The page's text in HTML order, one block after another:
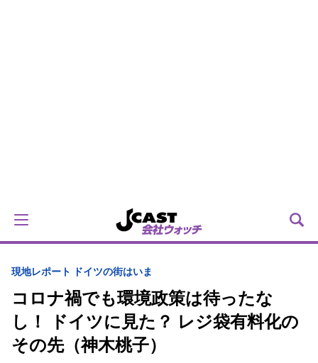
現地レポート ドイツの街はいま
コロナ禍でも環境政策は待ったな
し！ ドイツに見た？ レジ袋有料化の
その先（神木桃子）